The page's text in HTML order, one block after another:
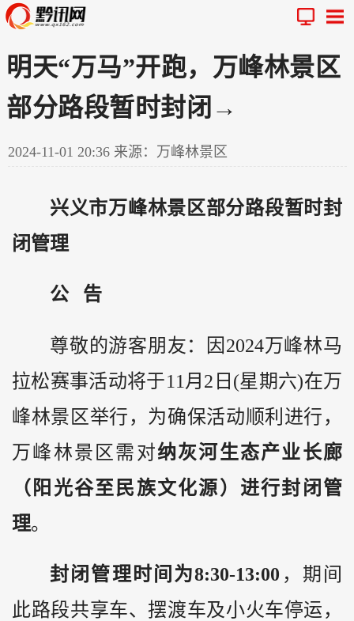
明天“万马”开跑，万峰林景区
部分路段暂时封闭→
2024-11-01 20:36 来源：万峰林景区
兴义市万峰林景区部分路段暂时封
闭管理
公 告
尊敬的游客朋友：因2024万峰林马
拉松赛事活动将于11月2日(星期六)在万
峰林景区举行，为确保活动顺利进行，
万峰林景区需对纳灰河生态产业长廊
（阳光谷至民族文化源）进行封闭管
理。
封闭管理时间为8:30-13:00 ，期间
此路段共享车、摆渡车及小火车停运，